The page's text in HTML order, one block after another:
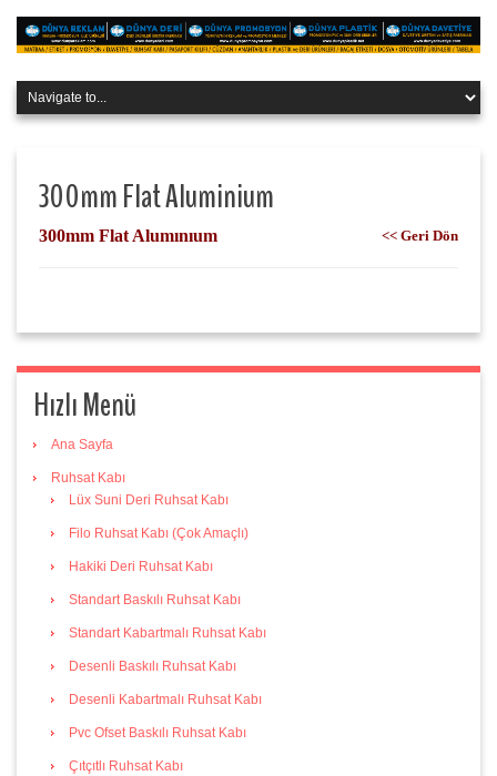
300mm Flat Aluminium
300mm Flat Alumınıum << Geri Dön
Hızlı Menü
Ana Sayfa
Ruhsat Kabı
Lüx Suni Deri Ruhsat Kabı
Filo Ruhsat Kabı (Çok Amaçlı)
Hakiki Deri Ruhsat Kabı
Standart Baskılı Ruhsat Kabı
Standart Kabartmalı Ruhsat Kabı
Desenli Baskılı Ruhsat Kabı
Desenli Kabartmalı Ruhsat Kabı
Pvc Ofset Baskılı Ruhsat Kabı
Çıtçıtlı Ruhsat Kabı